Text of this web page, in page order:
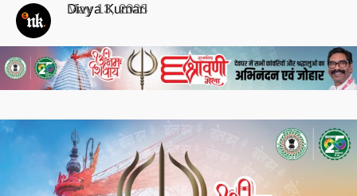
Divya Kumari
May 13, 2023